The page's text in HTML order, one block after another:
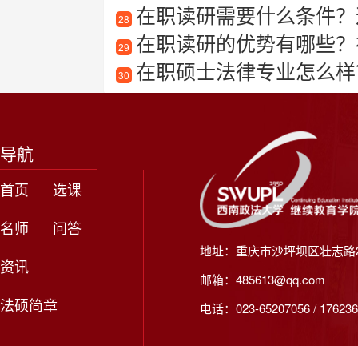
28 在职读研需要什么条件
29 在职读研的优势有哪些
30 在职硕士法律专业怎么
导航
首页
选课
名师
问答
资讯
法硕简章
地址：重庆市沙坪坝区壮志
邮箱：485613@qq.com
电话：023-65207056 /